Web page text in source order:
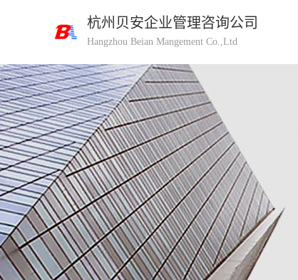
杭州贝安企业管理咨询公司
Hangzhou Beian Mangement Co.,Ltd